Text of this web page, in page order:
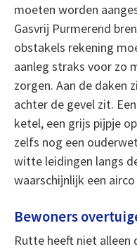
moeten worden
Gasvrij Purmerend
obstakels rekening
aanleg straks voor zo
zorgen. Aan de daken
achter de gevel zit.
ketel, een grijs pijpje
zelfs nog een
witte leidingen langs
waarschijnlijk een
Bewoners
Rutte heeft niet alleen